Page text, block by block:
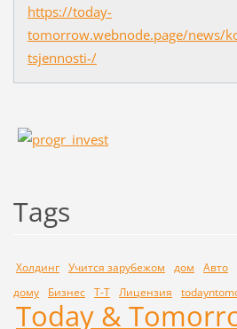
https://today-
tomorrow.webnode.page/news/
tsjennosti-/
Tags
Холдинг Учится зарубежом дом Авто
дому
Бизнес Т-Т Лицензия
Today &